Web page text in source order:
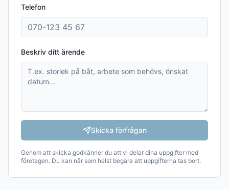
Telefon
Beskriv ditt ärende
Skicka förfrågan
Genom att skicka godkänner du att vi delar dina uppgifter med
företagen. Du kan när som helst begära att uppgifterna tas bort.